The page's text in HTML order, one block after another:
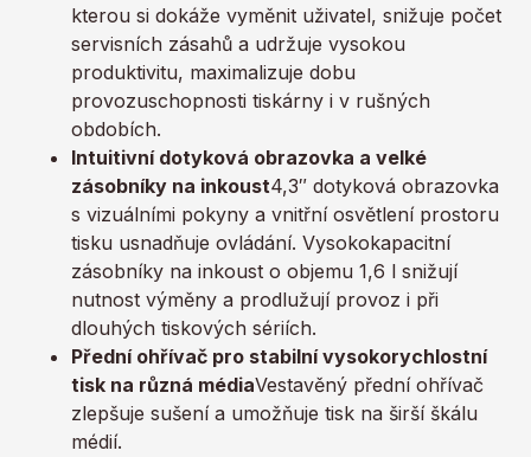
kterou si dokáže vyměnit uživatel, snižuje počet
servisních zásahů a udržuje vysokou
produktivitu, maximalizuje dobu
provozuschopnosti tiskárny i v rušných
obdobích.
Intuitivní dotyková obrazovka a velké
zásobníky na inkoust4,3″ dotyková obrazovka
s vizuálními pokyny a vnitřní osvětlení prostoru
tisku usnadňuje ovládání. Vysokokapacitní
zásobníky na inkoust o objemu 1,6 l snižují
nutnost výměny a prodlužují provoz i při
dlouhých tiskových sériích.
Přední ohřívač pro stabilní vysokorychlostní
tisk na různá médiaVestavěný přední ohřívač
zlepšuje sušení a umožňuje tisk na širší škálu
médií.